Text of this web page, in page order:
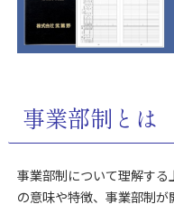
事業部制とは
事業部制について理解す
の意味や特徴、事業部制が